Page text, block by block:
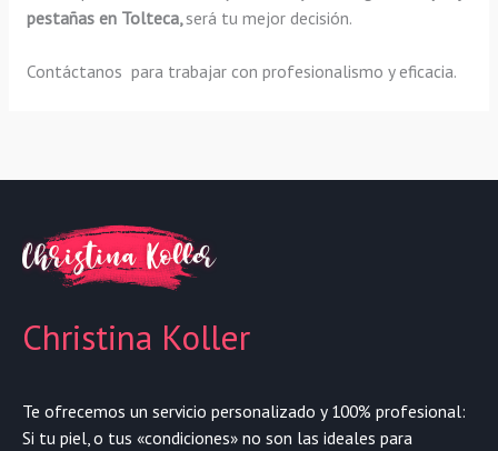
pestañas en Tolteca, será tu mejor decisión.
Contáctanos para trabajar con profesionalismo y eficacia.
Christina Koller
Te ofrecemos un servicio personalizado y 100% profesional:
Si tu piel, o tus «condiciones» no son las ideales para